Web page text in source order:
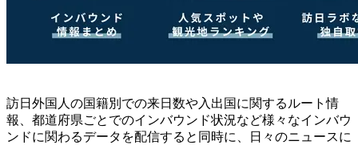
訪日外国人の国籍別での来日数や入出国に関するルート情
報、都道府県ごとでのインバウンド状況など様々なインバウ
ンドに関わるデータを配信すると同時に、日々のニュースに